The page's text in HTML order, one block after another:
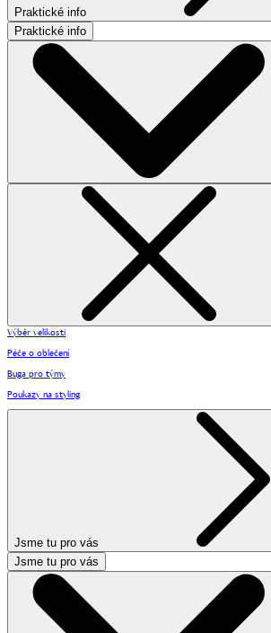
Praktické info
Praktické info
Výběr velikosti
Péče o oblečení
Buga pro týmy
Poukazy na styling
Jsme tu pro vás
Jsme tu pro vás